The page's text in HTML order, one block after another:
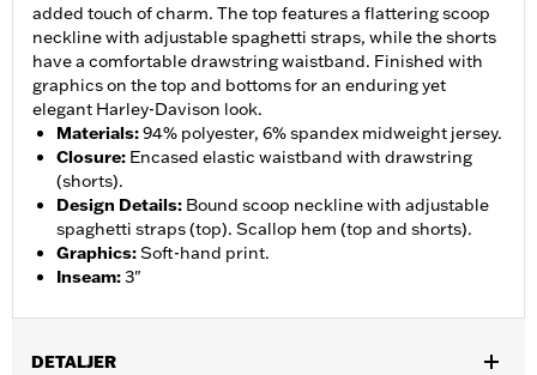
added touch of charm. The top features a flattering scoop
neckline with adjustable spaghetti straps, while the shorts
have a comfortable drawstring waistband. Finished with
graphics on the top and bottoms for an enduring yet
elegant Harley-Davison look.
Materials:94% polyester, 6% spandex midweight jersey.
Closure: Encased elastic waistband with drawstring
(shorts).
Design Details: Bound scoop neckline with adjustable
spaghetti straps (top). Scallop hem (top and shorts).
Graphics:Soft-hand print.
Inseam:3"
DETALJER